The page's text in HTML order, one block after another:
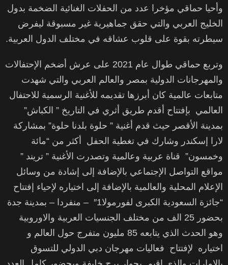
وأحيا حماقي مؤخرا عدد من الحفلات الغنائية الضخمة بدول
الخليج العربي والتي حقق جماهيرية غير مسبوقة ليفرض
سيطرته بقوة على قلوب عشاقه في مختلف الدول العربية.
وتربع حماقي طوال عام 2021 على عرش أضخم الإحتفالات
والمهرجانات الدولية بمصر والعالم العربي والتي شهدت
متابعات عالمية كان أبرزها تقديمه للأغنية الرسمية للاحتفال
العالمي بإفتتاح أقدم طريق أثري في التاريخ ” الكباش”
بمدينة الأقصر حيث قدم أغنية ” حلوة بلدنا حلوة” بمشاركة
لارا إسكندر وشارك في تغطية الحفل أكثر من “مائة
وخمسون” قناة عربية وعالمية وتصدرت الأغنية ” تريند ”
مواقع التواصل الإجتماعي بالإضافة إلى إشادة من وسائل
الإعلام المحلية والعالمية بالإضافة إلى اختياره لإحياء إفتتاح
“جائزة السعودية الكبرى لفورمولا1″ – منفردا – بمدينة جدة
بحضور 25 الف من مختلف الجنسيات العربية والاوروبية
وهو الحدث الذي يتابعه 85 مليون متفرج حول العالم و
اختياره لإفتتاح فعاليات مهرجان دبي الدولي للتسوق